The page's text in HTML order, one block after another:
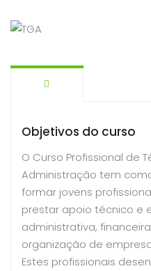
Objetivos do curso
O Curso Profissional de
Administração tem
formar jovens
prestar apoio técnico e
administrativa,
organização de
Estes profissionais